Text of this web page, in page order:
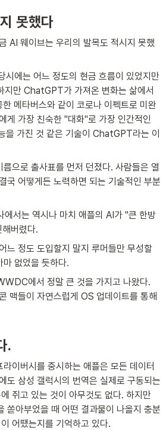
못했다
AI 웨이브는 우리의 발목도 적시지 못했
에는 어느 정도의 현금 흐름이 있었지만
지만 ChatGPT가 가져온 변화는 삶에서
메타버스와 같이 코로나 이펙트로 미완
게 가장 친숙한 "대화"로 가장 인간적인
을 가진 것 같은 기술이 ChatGPT라는 이
으로 출사표를 먼저 던졌다. 사람들은 열
국 어떻게든 노력하면 되는 기술적인 부분
서는 역시나 마치 애플의 AI가 "큰 한방
버렸다.
느 정도 도입할지 말지 루머들만 무성할
없었을 듯하다.
에서 정말 큰 것을 가지고 나왔다.
맥들이 자연스럽게 OS 업데이트를 통해
.
이버시를 중시하는 애플은 모든 데이터
도 삼성 갤럭시의 번역은 실제로 구동되는
쥐고 있는 것이 아무것도 없다. 하지만
쏟아부었을 때 어떤 결과물이 나올지 충분
어땠는지를 기억하고 있다.